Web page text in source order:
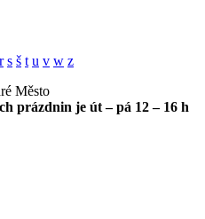
r s š t u v w z
Město
prázdnin je út – pá 12 – 16 h